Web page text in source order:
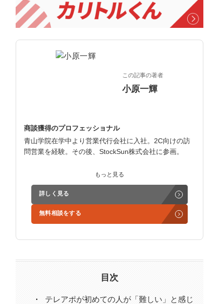
募集要項一覧
この記事の著者
小原一輝
商談獲得のプロフェッショナル
青山学院在学中より営業代行会社に入社。2C向けの訪
問営業を経験。その後、StockSun株式会社に参画。
インサイドセールス立ち上げ、テレアポ部隊立ち上げな
ど営業支援を担当。
学生時代からに代表岩野の社長秘書として活動。現在は
3社の事業責任者も務めており、Webマーケティングと
趣味はキックボクシング。アマチュアの戦績は2戦0勝2
もっと見る
詳しく見る
無料相談をする
目次
テレアポが初めての人が「難しい」と感じ